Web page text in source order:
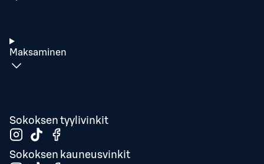
Maksaminen
Sokoksen tyylivinkit
Sokoksen kauneusvinkit